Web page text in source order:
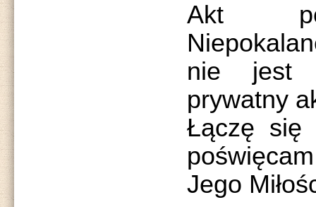
Akt
nie jest
prywatny
Łączę się
Jego